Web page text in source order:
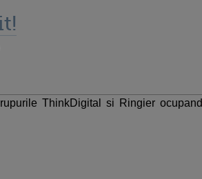
ThinkDigital si Ringier ocupand